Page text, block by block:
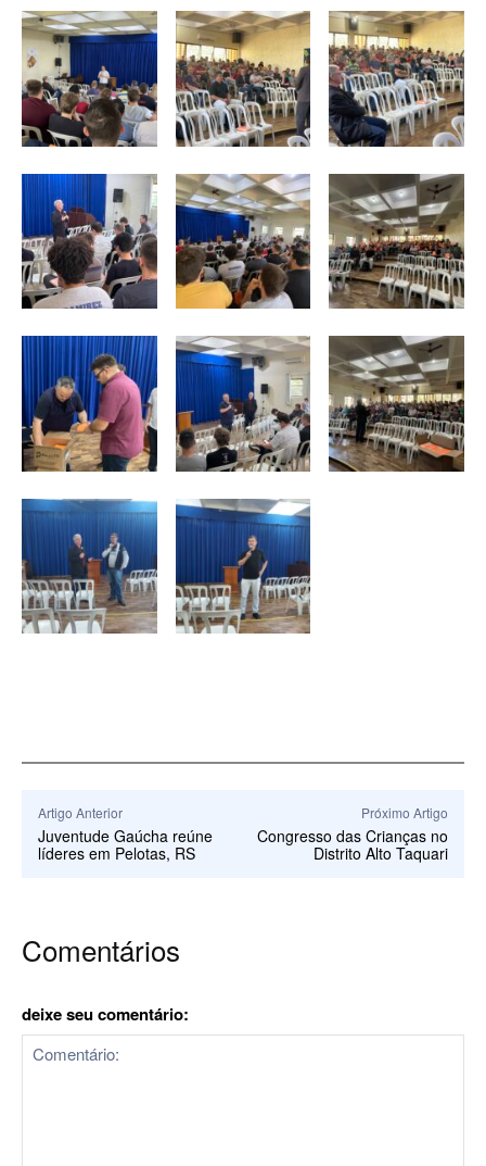
Artigo Anterior
Juventude Gaúcha reúne
líderes em Pelotas, RS
Próximo Artigo
Congresso das Crianças no
Distrito Alto Taquari
Comentários
deixe seu comentário: